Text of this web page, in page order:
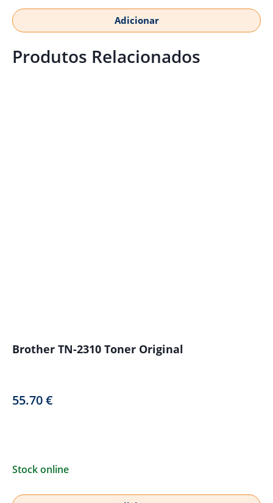
Adicionar
Produtos Relacionados
Brother TN-2310 Toner Original
55.70€
Stock online